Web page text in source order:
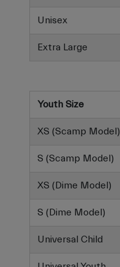
Unisex
Extra Large
Youth Size
XS (Scamp Model)
S (Scamp Model)
XS (Dime Model)
S (Dime Model)
Universal Child